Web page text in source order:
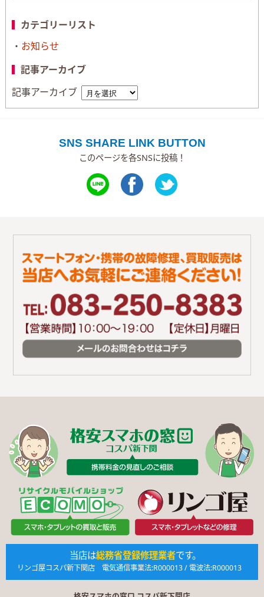
カテゴリーリスト
お知らせ
記事アーカイブ
記事アーカイブ
SNS SHARE LINK BUTTON
このページを各SNSに投稿！
当店は総務省登録修理業者です。
リンゴ屋コスパ新下関店 電気通信事業法:R000013 / 電波法:R000013